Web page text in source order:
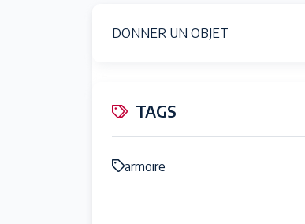
DONNER UN OBJET
TAGS
armoire